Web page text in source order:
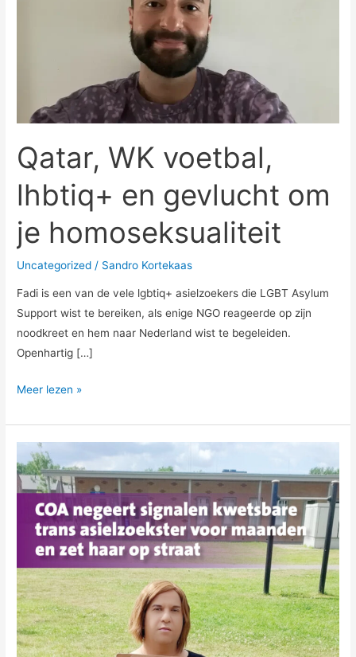
Qatar, WK voetbal,
lhbtiq+ en gevlucht om
je homoseksualiteit
Uncategorized / Sandro Kortekaas
Fadi is een van de vele lgbtiq+ asielzoekers die LGBT Asylum
Support wist te bereiken, als enige NGO reageerde op zijn
noodkreet en hem naar Nederland wist te begeleiden.
Openhartig […]
homoseksualiteit
Meer lezen »
COA
negeert
signalen
kwetsbare
trans
asielzoekster
voor
maanden
en
plaats
haar